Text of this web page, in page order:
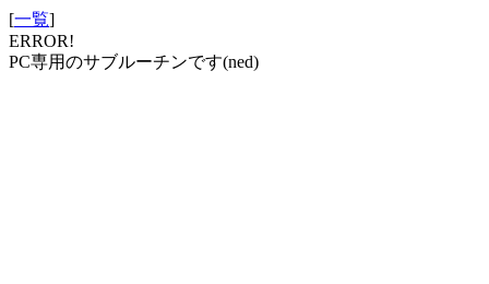
[一覧]
ERROR!
PC専用のサブルーチンです(ned)